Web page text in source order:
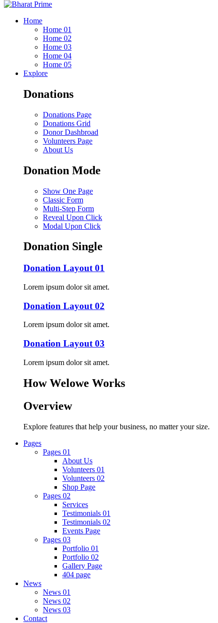
Home
Home 01
Home 02
Home 03
Home 04
Home 05
Explore
Donations
Donations Page
Donations Grid
Donor Dashbroad
Volunteers Page
About Us
Donation Mode
Show One Page
Classic Form
Multi-Step Form
Reveal Upon Click
Modal Upon Click
Donation Single
Donation Layout 01
Lorem ipsum dolor sit amet.
Donation Layout 02
Lorem ipsum dolor sit amet.
Donation Layout 03
Lorem ipsum dolor sit amet.
How Welowe Works
Overview
Explore features that help your business, no matter your size.
Pages
Pages 01
About Us
Volunteers 01
Volunteers 02
Shop Page
Pages 02
Services
Testimonials 01
Testimonials 02
Events Page
Pages 03
Portfolio 01
Portfolio 02
Gallery Page
404 page
News
News 01
News 02
News 03
Contact